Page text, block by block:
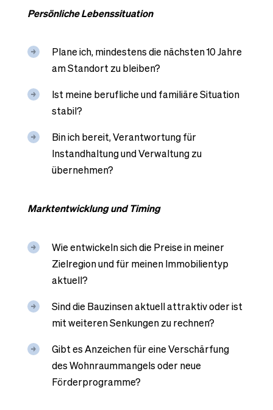
Persönliche Lebenssituation
Plane ich, mindestens die nächsten 10 Jahre
am Standort zu bleiben?
Ist meine berufliche und familiäre Situation
stabil?
Bin ich bereit, Verantwortung für
Instandhaltung und Verwaltung zu
übernehmen?
Marktentwicklung und Timing
Wie entwickeln sich die Preise in meiner
Zielregion und für meinen Immobilientyp
aktuell?
Sind die Bauzinsen aktuell attraktiv oder ist
mit weiteren Senkungen zu rechnen?
Gibt es Anzeichen für eine Verschärfung
des Wohnraummangels oder neue
Förderprogramme?